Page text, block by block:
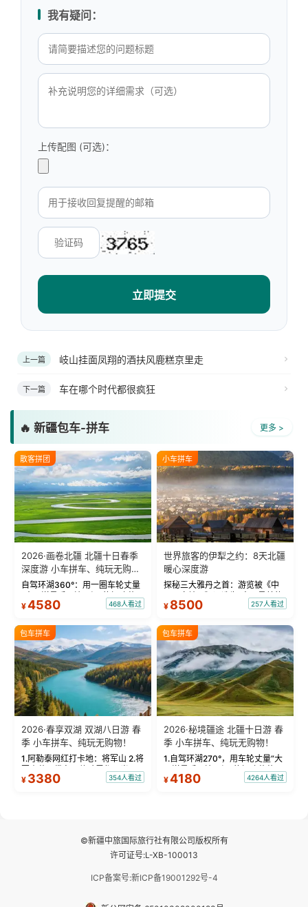
我有疑问：
上传配图 (可选)：
立即提交
上一篇 岐山挂面凤翔的酒扶风鹿糕京里走
下一篇 车在哪个时代都很疯狂
🔥 新疆包车-拼车 更多 >
散客拼团
2026·画卷北疆 北疆十日春季
深度游 小车拼车、纯玩无购
物！
自驾环湖360°：用一圈车轮丈量
“大西洋最后一滴眼泪”的极致蔚
蓝。 赛湖旅拍：甄选多款风格服
绝美瞬间。 赛湖坦克300跟车视
频：专业摄影师...
¥4580 468人看过
小车拼车
世界旅客的伊犁之约：8天北疆
暖心深度游
探秘三大雅丹之首：游览被《中
国国家地理》评选为“中国最美的
三大雅丹”第一名的克拉玛依魔鬼
瓦人最大村落——禾木村，欣赏
晨雾与小木...
¥ 8500 257人看过
包车拼车
2026·春享双湖 双湖八日游 春
季 小车拼车、纯玩无购物！
1.阿勒泰网红打卡地：将军山 2.将
军山落日缆车，体验雪都风光 3.
将军山，夕阳派对，蹦迪party 4.
¥ 3380 354人看过
包车拼车
2026·秘境疆途 北疆十日游 春
季 小车拼车、纯玩无购物！
1.自驾环湖270°，用车轮丈量“大
西洋最后一滴眼泪”的极致蔚蓝，
让雪山、花海与深邃湖水在转弯
¥4180 4264人看过
©新疆中旅国际旅行社有限公司版权所有
许可证号:L-XB-100013
ICP备案号:新ICP备19001292号-4